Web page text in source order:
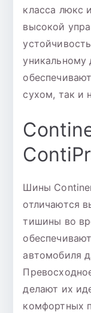
класса люкс
высокой
уникальному
сухом, так и
Шины
отличаются
тишины во
автомобиля
делают их
комфортных